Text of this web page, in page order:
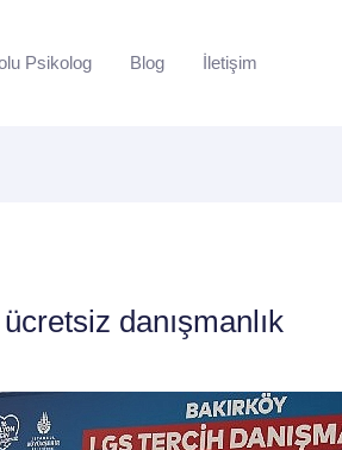
Psikolog Blog İletişim
danışmanlık